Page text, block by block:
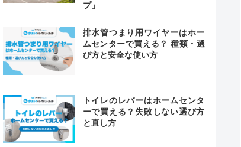
プ」
排水管つまり用ワイヤーはホー
ムセンターで買える？ 種類・選
び方と安全な使い方
トイレのレバーはホームセンタ
ーで買える？失敗しない選び方
と直し方